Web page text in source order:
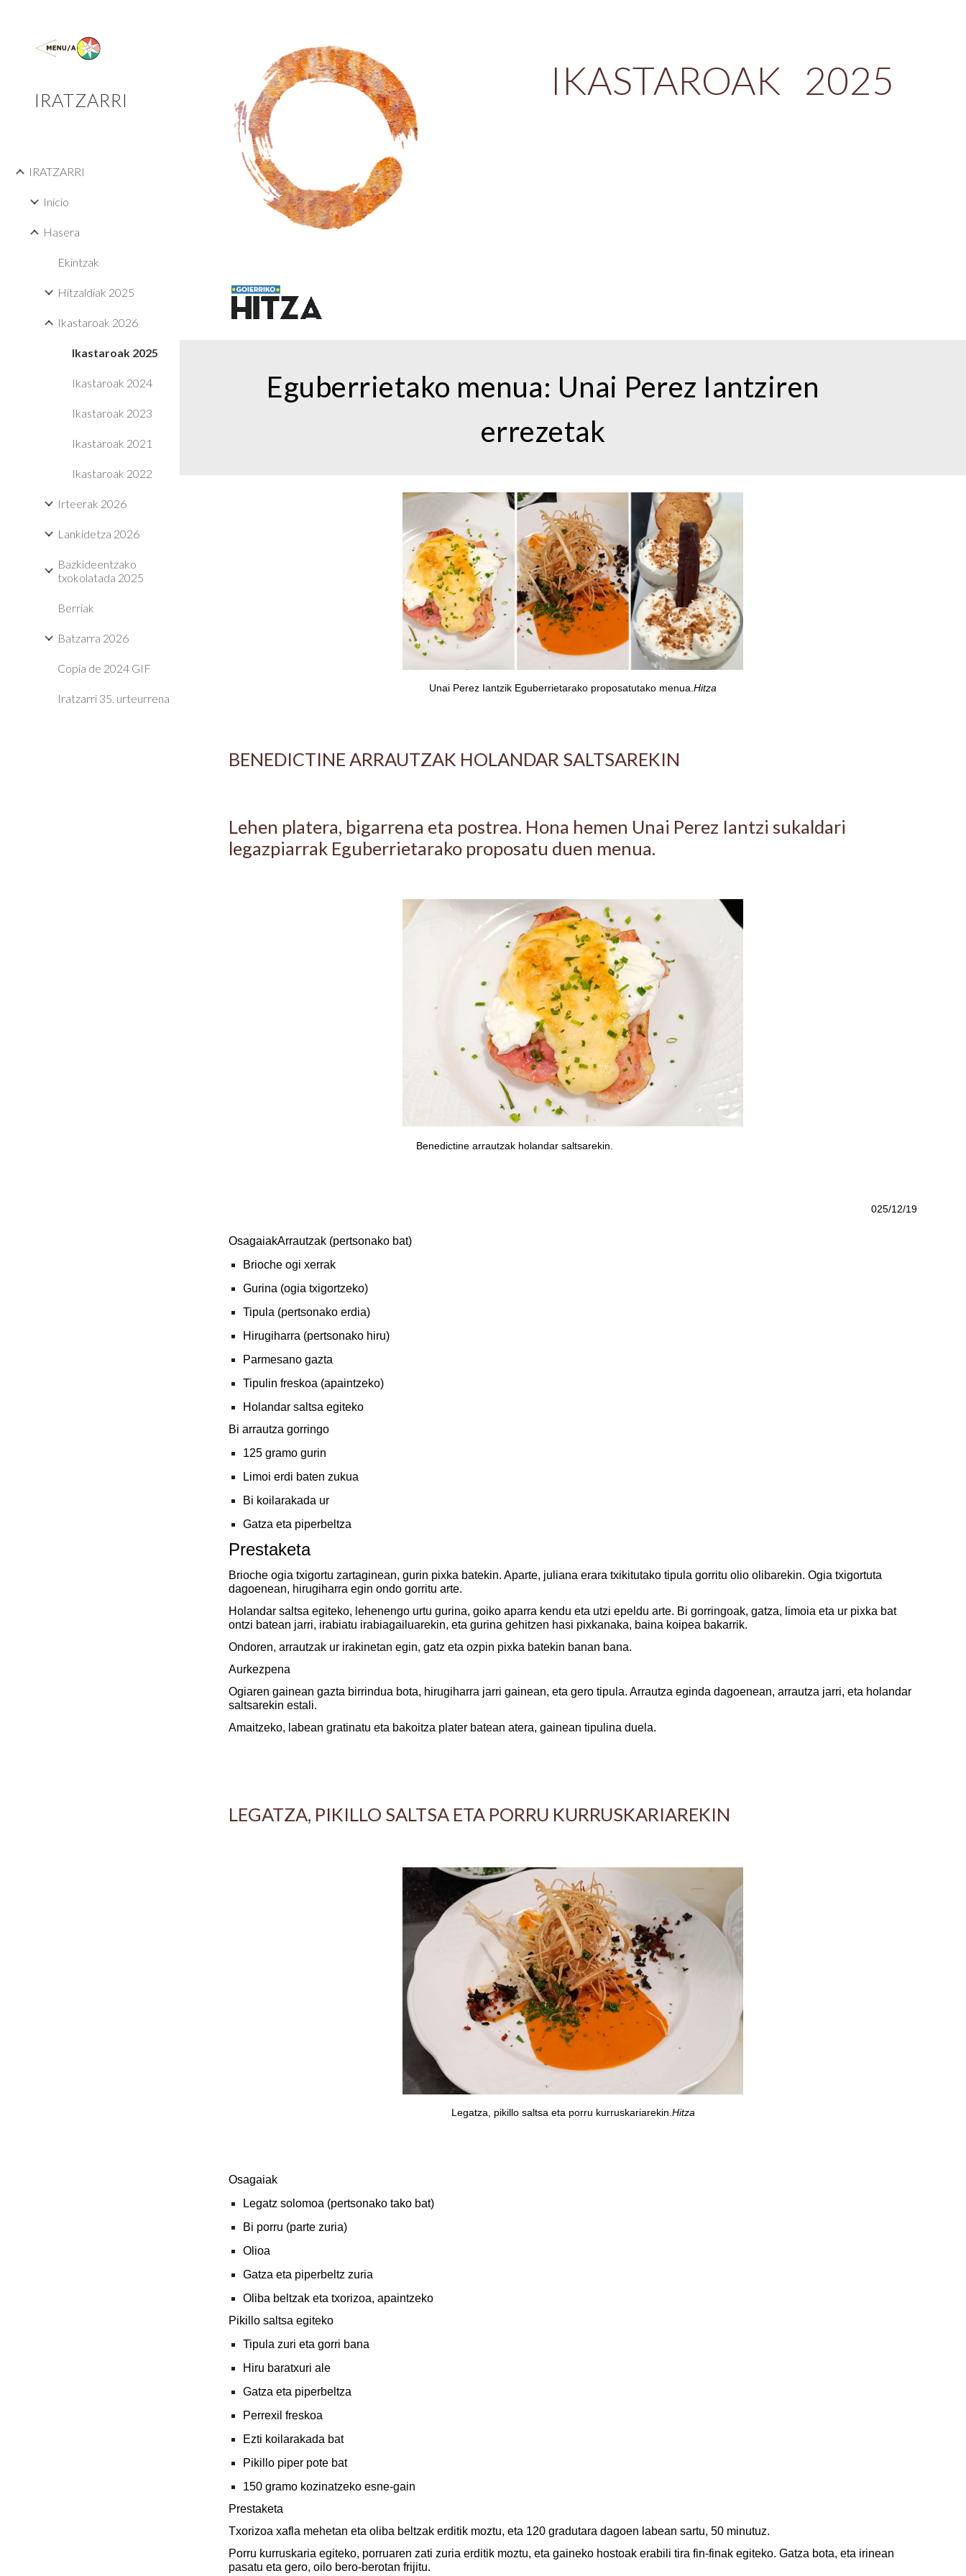
IRATZARRI
IRATZARRI
Inicio
Hasera
Ekintzak
Hitzaldiak 2025
Ikastaroak 2026
Ikastaroak 2025
Ikastaroak 2024
Ikastaroak 2023
Ikastaroak 2021
Ikastaroak 2022
Irteerak 2026
Lankidetza 2026
Bazkideentzako
txokolatada 2025
Berriak
Batzarra 2026
Copia de 2024 GIF
Iratzarri 35. urteurrena
IKASTAROAK 2025
Eguberrietako menua: Unai Perez Iantziren
errezetak
Unai Perez Iantzik Eguberrietarako proposatutako menua. Hitza
BENEDICTINE ARRAUTZAK HOLANDAR SALTSAREKIN
Lehen platera, bigarrena eta postrea. Hona hemen Unai Perez Iantzi sukaldari
legazpiarrak Eguberrietarako proposatu duen menua.
Benedictine arrautzak holandar saltsarekin.
025/12/19
OsagaiakArrautzak (pertsonako bat)
Brioche ogi xerrak
Gurina (ogia txigortzeko)
Tipula (pertsonako erdia)
Hirugiharra (pertsonako hiru)
Parmesano gazta
Tipulin freskoa (apaintzeko)
Holandar saltsa egiteko
Bi arrautza gorringo
125 gramo gurin
Limoi erdi baten zukua
Bi koilarakada ur
Gatza eta piperbeltza
Prestaketa
Brioche ogia txigortu zartaginean, gurin pixka batekin. Aparte, juliana erara txikitutako tipula gorritu olio olibarekin. Ogia txigortuta
dagoenean, hirugiharra egin ondo gorritu arte.
Holandar saltsa egiteko, lehenengo urtu gurina, goiko aparra kendu eta utzi epeldu arte. Bi gorringoak, gatza, limoia eta ur pixka bat
ontzi batean jarri, irabiatu irabiagailuarekin, eta gurina gehitzen hasi pixkanaka, baina koipea bakarrik.
Ondoren, arrautzak ur irakinetan egin, gatz eta ozpin pixka batekin banan bana.
Aurkezpena
Ogiaren gainean gazta birrindua bota, hirugiharra jarri gainean, eta gero tipula. Arrautza eginda dagoenean, arrautza jarri, eta holandar
saltsarekin estali.
Amaitzeko, labean gratinatu eta bakoitza plater batean atera, gainean tipulina duela.
LEGATZA, PIKILLO SALTSA ETA PORRU KURRUSKARIAREKIN
Legatza, pikillo saltsa eta porru kurruskariarekin. Hitza
Osagaiak
Legatz solomoa (pertsonako tako bat)
Bi porru (parte zuria)
Olioa
Gatza eta piperbeltz zuria
Oliba beltzak eta txorizoa, apaintzeko
Pikillo saltsa egiteko
Tipula zuri eta gorri bana
Hiru baratxuri ale
Gatza eta piperbeltza
Perrexil freskoa
Ezti koilarakada bat
Pikillo piper pote bat
150 gramo kozinatzeko esne-gain
Prestaketa
Txorizoa xafla mehetan eta oliba beltzak erditik moztu, eta 120 gradutara dagoen labean sartu, 50 minutuz.
Porru kurruskaria egiteko, porruaren zati zuria erditik moztu, eta gaineko hostoak erabili tira fin-finak egiteko. Gatza bota, eta irinean
pasatu eta gero, oilo bero-berotan frijitu.